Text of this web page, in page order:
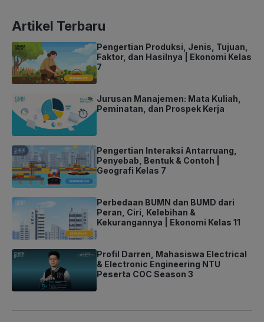
Artikel Terbaru
Pengertian Produksi, Jenis, Tujuan,
Faktor, dan Hasilnya | Ekonomi Kelas
7
Jurusan Manajemen: Mata Kuliah,
Peminatan, dan Prospek Kerja
Pengertian Interaksi Antarruang,
Penyebab, Bentuk & Contoh |
Geografi Kelas 7
Perbedaan BUMN dan BUMD dari
Peran, Ciri, Kelebihan &
Kekurangannya | Ekonomi Kelas 11
Profil Darren, Mahasiswa Electrical
& Electronic Engineering NTU
Peserta COC Season 3